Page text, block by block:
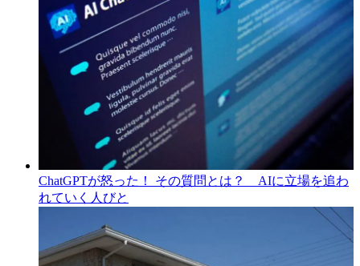
ChatGPTが怒った！ その質問とは？ AIに立場を追わ
れていく人びと